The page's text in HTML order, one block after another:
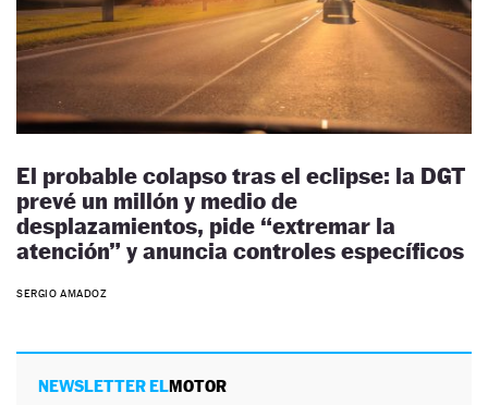
El probable colapso tras el eclipse: la DGT
prevé un millón y medio de
desplazamientos, pide “extremar la
atención” y anuncia controles específicos
SERGIO AMADOZ
NEWSLETTER ELMOTOR